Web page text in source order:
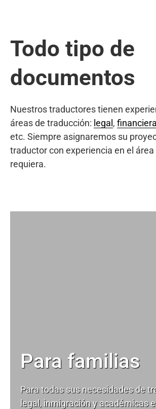
Todo tipo de
documentos
Nuestros traductores tienen
áreas de traducción: legal , financiera
etc. Siempre asignaremos su
traductor con experiencia en el
requiera.
Para familias
Para todas sus necesidades de
legal, inmigración y académicas